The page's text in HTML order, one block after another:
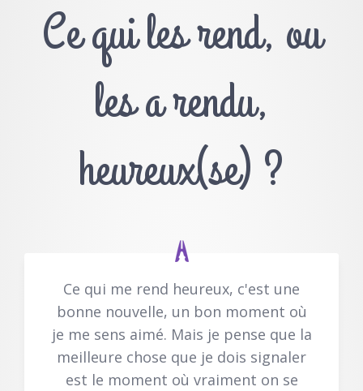
Ce qui les rend, ou
les a rendu,
heureux(se) ?
Ce qui me rend heureux, c'est une
bonne nouvelle, un bon moment où
je me sens aimé. Mais je pense que la
meilleure chose que je dois signaler
est le moment où vraiment on se